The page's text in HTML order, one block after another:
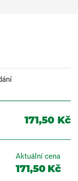
171,50 Kč
Aktuální cena
171,50 Kč